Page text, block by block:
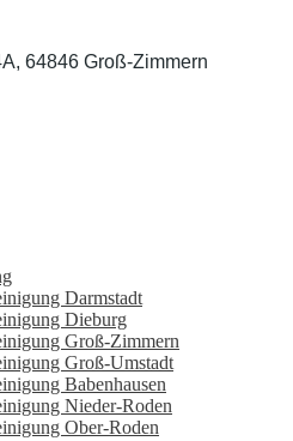
64846 Groß-Zimmern
Darmstadt
Dieburg
Groß-Zimmern
Groß-Umstadt
Babenhausen
Nieder-Roden
Ober-Roden